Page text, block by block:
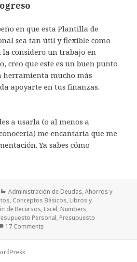
en que esta Plantilla de
sea tan útil y flexible como
la considero un trabajo en
creo que este es un buen punto
herramienta mucho más
apoyarte en tus finanzas.
a usarla (o al menos a
me encantaría que me
Ya sabes cómo
Categories
Administración de Deudas,Ahorros y
, Conceptos Básicos, Libros y
de Recursos, Excel, Numbers,
Personal, Presupuesto
17 Comments